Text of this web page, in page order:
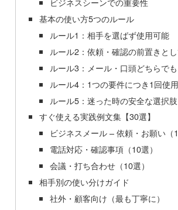
基本の使い方5つのルール
ルール1：相手を選ばず使用可能
ルール2：依頼・確認の前置きと
ルール3：メール・口頭どちらで
ルール4：1つの要件につき1回使用
ルール5：迷った時の安全な選択肢
すぐ使える実践例文集【30選】
ビジネスメール – 依頼・お願い（
電話対応・確認事項（10選）
会議・打ち合わせ（10選）
相手別の使い分けガイド
社外・顧客向け（最も丁寧に）